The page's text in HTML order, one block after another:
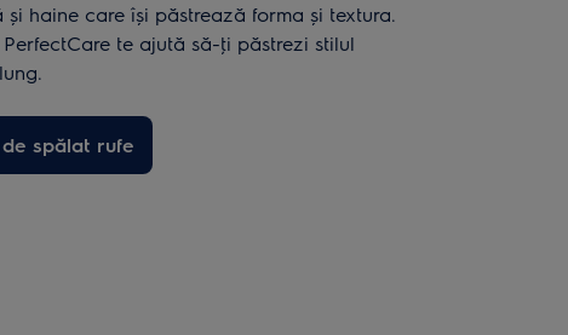
și haine care îşi păstrează forma și textura.
te ajută să-ţi păstrezi stilul
spălat rufe